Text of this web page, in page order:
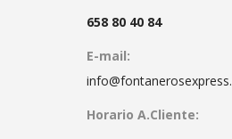
658 80 40 84
E-mail:
Horario A.Cliente: